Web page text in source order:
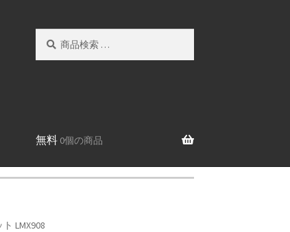
無料 0個の商品
LMX908